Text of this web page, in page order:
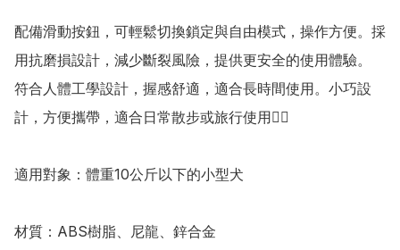
配備滑動按鈕，可輕鬆切換鎖定與自由模式，操作方便。採
用抗磨損設計，減少斷裂風險，提供更安全的使用體驗。
符合人體工學設計，握感舒適，適合長時間使用。小巧設
計，方便攜帶，適合日常散步或旅行使用👍🏻
適用對象：體重10公斤以下的小型犬
材質：ABS樹脂、尼龍、鋅合金